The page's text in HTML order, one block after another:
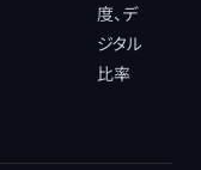
度、デ
ジタル
比率